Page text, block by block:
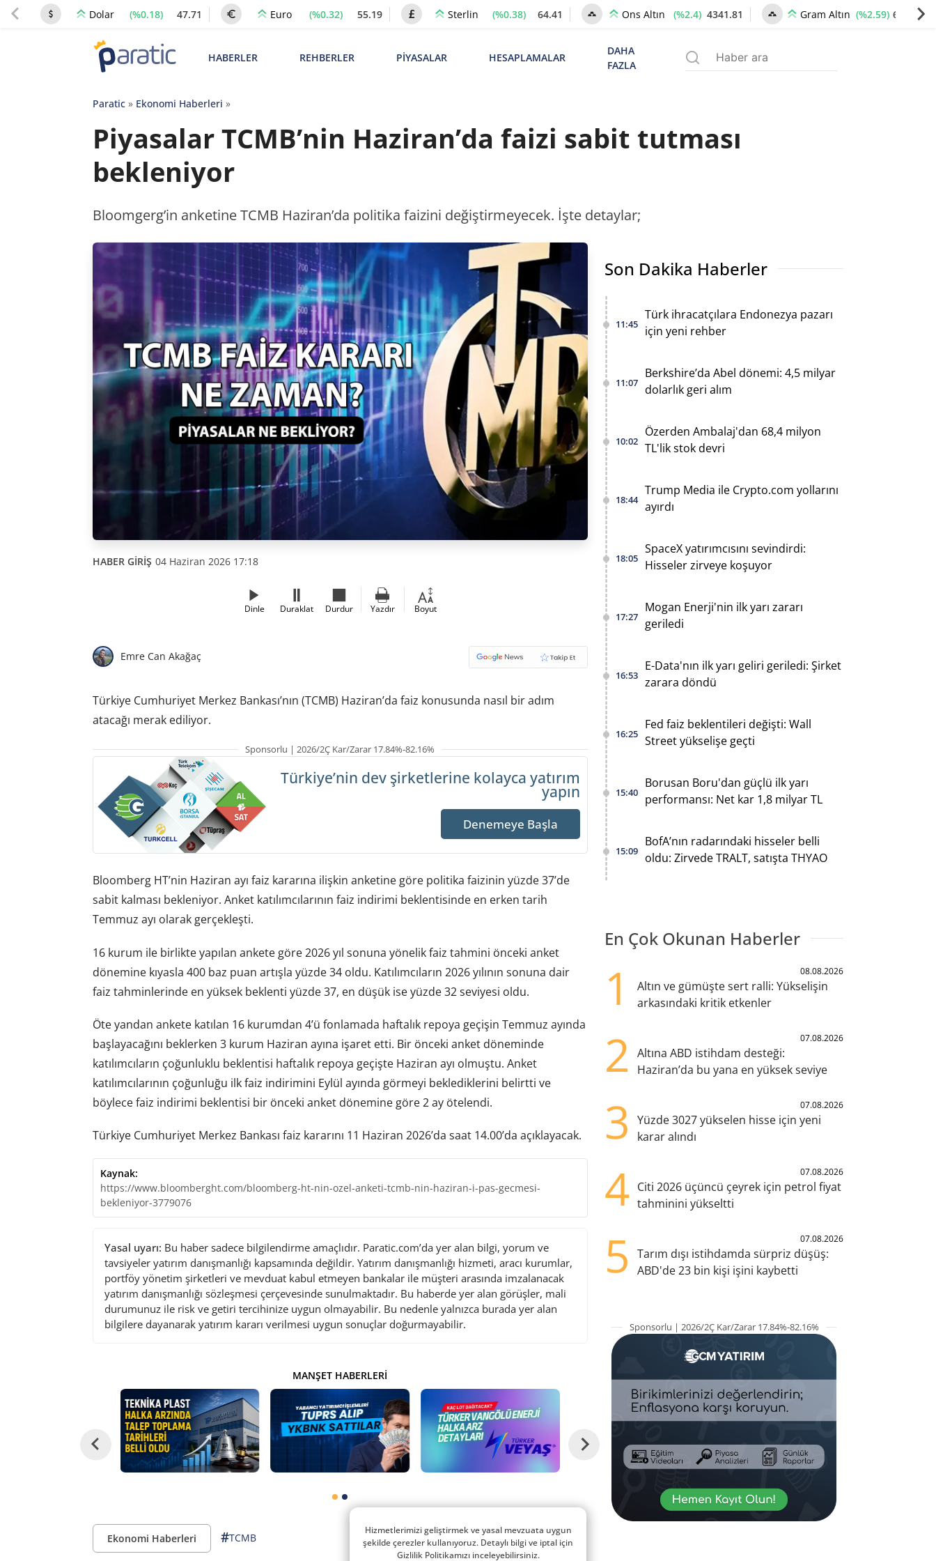
Dolar (%0.18) 47.71 Euro (%0.32) 55.19 Sterlin (%0.38) 64.41 Ons Altın (%2.4) 4341.81 Gram Altın (%2.59) 6660.55
HABERLER REHBERLER PİYASALAR HESAPLAMALAR
DAHA
FAZLA
Paratic» Ekonomi Haberleri »
Piyasalar TCMB’nin Haziran’da faizi sabit tutması
bekleniyor
Bloomgerg’in anketine TCMB Haziran’da politika faizini değiştirmeyecek. İşte detaylar;
HABER GİRİŞ 04 Haziran 2026 17:18
Dinle Duraklat Durdur Yazdır Boyut
Emre Can Akağaç
Türkiye Cumhuriyet Merkez Bankası’nın (TCMB) Haziran’da faiz konusunda nasıl bir adım
atacağı merak ediliyor.
Sponsorlu | 2026/2Ç Kar/Zarar 17.84%-82.16%
Türkiye’nin dev şirketlerine kolayca yatırım
yapın
Denemeye Başla
Bloomberg HT’nin Haziran ayı faiz kararına ilişkin anketine göre politika faizinin yüzde 37’de
sabit kalması bekleniyor. Anket katılımcılarının faiz indirimi beklentisinde en erken tarih
Temmuz ayı olarak gerçekleşti.
16 kurum ile birlikte yapılan ankete göre 2026 yıl sonuna yönelik faiz tahmini önceki anket
dönemine kıyasla 400 baz puan artışla yüzde 34 oldu. Katılımcıların 2026 yılının sonuna dair
faiz tahminlerinde en yüksek beklenti yüzde 37, en düşük ise yüzde 32 seviyesi oldu.
Öte yandan ankete katılan 16 kurumdan 4’ü fonlamada haftalık repoya geçişin Temmuz ayında
başlayacağını beklerken 3 kurum Haziran ayına işaret etti. Bir önceki anket döneminde
katılımcıların çoğunluklu beklentisi haftalık repoya geçişte Haziran ayı olmuştu. Anket
katılımcılarının çoğunluğu ilk faiz indirimini Eylül ayında görmeyi beklediklerini belirtti ve
böylece faiz indirimi beklentisi bir önceki anket dönemine göre 2 ay ötelendi.
Türkiye Cumhuriyet Merkez Bankası faiz kararını 11 Haziran 2026’da saat 14.00’da açıklayacak.
Kaynak:
https://www.bloomberght.com/bloomberg-ht-nin-ozel-anketi-tcmb-nin-haziran-i-pas-gecmesi-
bekleniyor-3779076
Yasal uyarı: Bu haber sadece bilgilendirme amaçlıdır. Paratic.com’da yer alan bilgi, yorum ve
tavsiyeler yatırım danışmanlığı kapsamında değildir. Yatırım danışmanlığı hizmeti, aracı kurumlar,
portföy yönetim şirketleri ve mevduat kabul etmeyen bankalar ile müşteri arasında imzalanacak
yatırım danışmanlığı sözleşmesi çerçevesinde sunulmaktadır. Bu haberde yer alan görüşler, mali
durumunuz ile risk ve getiri tercihinize uygun olmayabilir. Bu nedenle yalnızca burada yer alan
bilgilere dayanarak yatırım kararı verilmesi uygun sonuçlar doğurmayabilir.
MANŞET HABERLERI
Ekonomi Haberleri #TCMB
Son Dakika Haberler
11:45
Türk ihracatçılara Endonezya pazarı
için yeni rehber
11:07
Berkshire’da Abel dönemi: 4,5 milyar
dolarlık geri alım
10:02
Özerden Ambalaj'dan 68,4 milyon
TL'lik stok devri
18:44
Trump Media ile Crypto.com yollarını
ayırdı
18:05
SpaceX yatırımcısını sevindirdi:
Hisseler zirveye koşuyor
17:27
Mogan Enerji'nin ilk yarı zararı
geriledi
16:53
E-Data'nın ilk yarı geliri geriledi: Şirket
zarara döndü
16:25
Fed faiz beklentileri değişti: Wall
Street yükselişe geçti
15:40
Borusan Boru'dan güçlü ilk yarı
performansı: Net kar 1,8 milyar TL
15:09
BofA’nın radarındaki hisseler belli
oldu: Zirvede TRALT, satışta THYAO
En Çok Okunan Haberler
1 08.08.2026
Altın ve gümüşte sert ralli: Yükselişin
arkasındaki kritik etkenler
2 07.08.2026
Altına ABD istihdam desteği:
Haziran’da bu yana en yüksek seviye
3 07.08.2026
Yüzde 3027 yükselen hisse için yeni
karar alındı
4 07.08.2026
Citi 2026 üçüncü çeyrek için petrol fiyat
tahminini yükseltti
5 07.08.2026
Tarım dışı istihdamda sürpriz düşüş:
ABD'de 23 bin kişi işini kaybetti
Sponsorlu | 2026/2Ç Kar/Zarar 17.84%-82.16%
Hizmetlerimizi geliştirmek ve yasal mevzuata uygun
şekilde çerezler kullanıyoruz. Detaylı bilgi ve iptal için
Gizlilik Politikamızı inceleyebilirsiniz.